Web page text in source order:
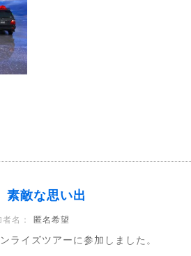
素敵な思い出
名： 匿名希望
ライズツアーに参加しました。